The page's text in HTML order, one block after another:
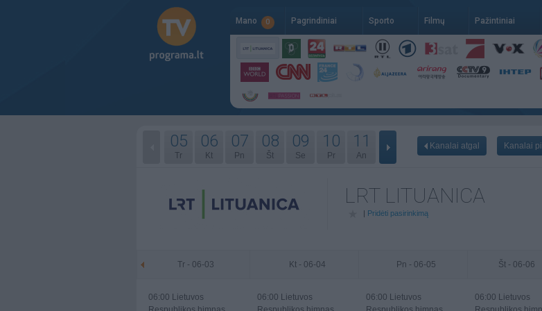
Mano 0 Pagrindiniai Sporto Filmų Pažintiniai
05
Tr
06
Kt
07
Pn
08
Št
09
Se
10
Pr
11
An
Kanalai atgal Kanalai
LRT LITUANICA
| Pridėti pasirinkimą
Tr - 06-03
06:00 Lietuvos
Kt - 06-04
06:00 Lietuvos
Pn - 06-05
06:00 Lietuvos
Št - 06-06
06:00 Lietuvos